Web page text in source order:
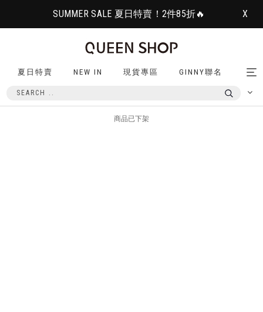
SUMMER SALE 夏日特賣！2件85折🔥 X
夏日特賣 NEW IN 現貨專區 GINNY聯名
商品已下架